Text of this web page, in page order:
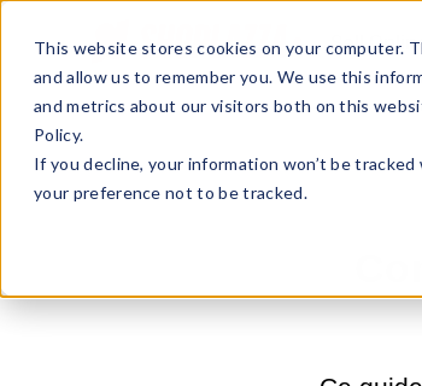
This website stores cookies on your computer.
and allow us to remember you. We use this
and metrics about our visitors both on this
Policy.
If you decline, your information won’t be
your preference not to be tracked.
Sell